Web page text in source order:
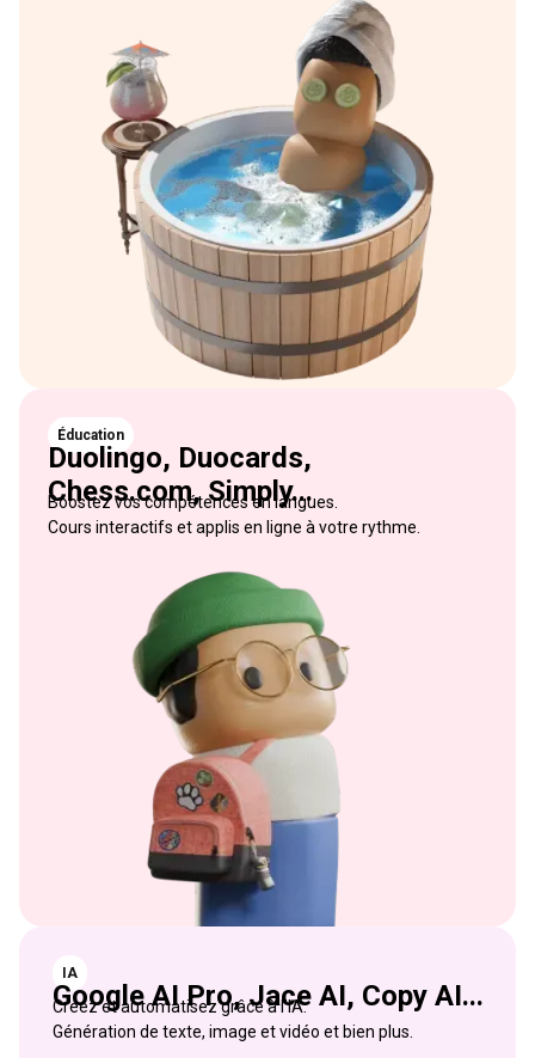
Éducation
Duolingo, Duocards,
Chess.com, Simply...
Boostez vos compétences en langues.
Cours interactifs et applis en ligne à votre rythme.
IA
Google AI Pro, Jace AI, Copy AI...
Créez et automatisez grâce à l'IA.
Génération de texte, image et vidéo et bien plus.